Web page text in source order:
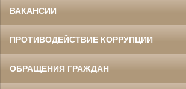
ВАКАНСИИ
ПРОТИВОДЕЙСТВИЕ КОРРУПЦИИ
ОБРАЩЕНИЯ ГРАЖДАН